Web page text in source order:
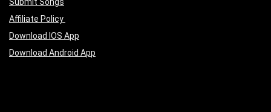
Affiliate Policy
Download IOS App
Download Android App